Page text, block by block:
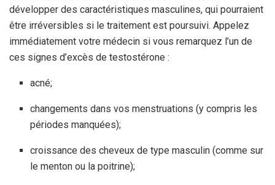
développer des caractéristiques masculines, qui pourraient
être irréversibles si le traitement est poursuivi. Appelez
immédiatement votre médecin si vous remarquez l’un de
ces signes d’excès de testostérone :
acné;
changements dans vos menstruations (y compris les
périodes manquées);
croissance des cheveux de type masculin (comme sur
le menton ou la poitrine);